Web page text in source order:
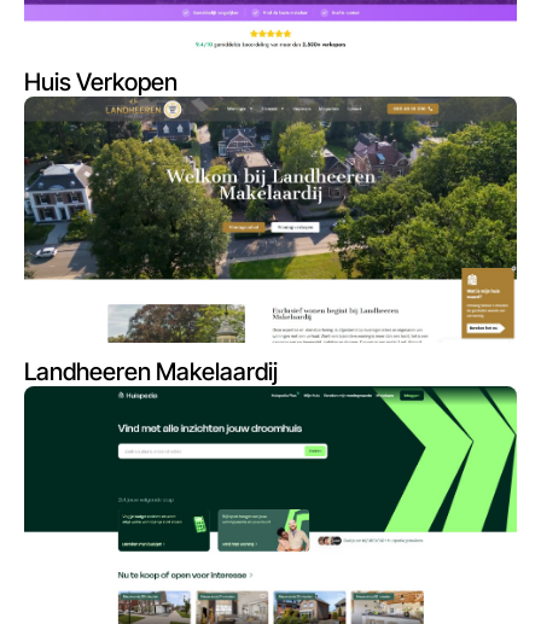
Huis Verkopen
Landheeren Makelaardij